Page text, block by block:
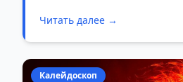
Читать далее →
Калейдоскоп